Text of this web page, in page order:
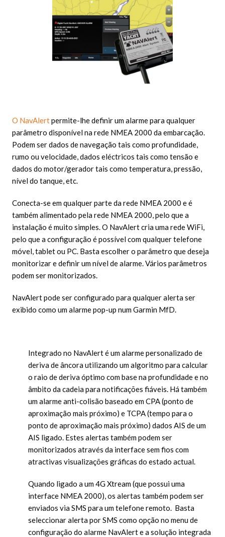
O NavAlertpermite-lhe definir um alarme para qualquer
parâmetro disponível na rede NMEA 2000 da embarcação.
Podem ser dados de navegação tais como profundidade,
rumo ou velocidade, dados eléctricos tais como tensão e
dados do motor/gerador tais como temperatura, pressão,
nível do tanque, etc.
Conecta-se em qualquer parte da rede NMEA 2000 e é
também alimentado pela rede NMEA 2000, pelo que a
instalação é muito simples. O NavAlert cria uma rede WiFi,
pelo que a configuração é possível com qualquer telefone
móvel, tablet ou PC. Basta escolher o parâmetro que deseja
monitorizar e definir um nível de alarme. Vários parâmetros
podem ser monitorizados.
NavAlert pode ser configurado para qualquer alerta ser
exibido como um alarme pop-up num Garmin MfD.
Integrado no NavAlert é um alarme personalizado de
deriva de âncora utilizando um algoritmo para calcular
o raio de deriva óptimo com base na profundidade e no
âmbito da cadeia para notificações fiáveis. Há também
um alarme anti-colisão baseado em CPA (ponto de
aproximação mais próximo) e TCPA (tempo para o
ponto de aproximação mais próximo) dados AIS de um
AIS ligado. Estes alertas também podem ser
monitorizados através da interface sem fios com
atractivas visualizações gráficas do estado actual.
Quando ligado a um 4G Xtream (que possui uma
interface NMEA 2000), os alertas também podem ser
enviados via SMS para um telefone remoto. Basta
seleccionar alerta por SMS como opção no menu de
configuração do alarme NavAlert e a solução integrada